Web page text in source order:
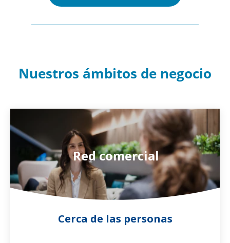
Nuestros ámbitos de negocio
Red comercial
Cerca de las personas